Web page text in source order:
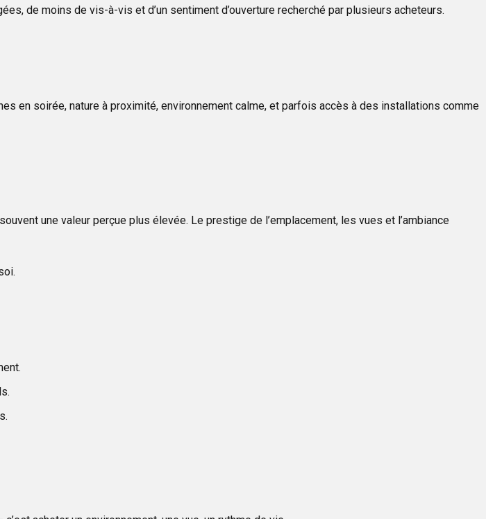
de moins de vis-à-vis et d’un sentiment d’ouverture recherché par plusieurs acheteurs.
en soirée, nature à proximité, environnement calme, et parfois accès à des installations comme
une valeur perçue plus élevée. Le prestige de l’emplacement, les vues et l’ambiance